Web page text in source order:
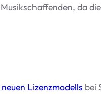
da
neuen Lizenz­mo­dells bei